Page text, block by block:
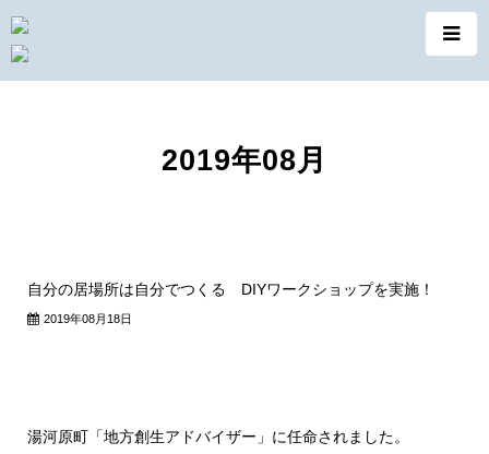
2019年08月
自分の居場所は自分でつくる DIYワークショップを実施！
2019年08月18日
湯河原町「地方創生アドバイザー」に任命されました。